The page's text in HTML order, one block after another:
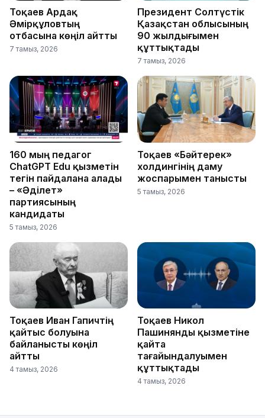
Тоқаев Ардақ
Әмірқұловтың
отбасына көңіл айтты
7 тамыз, 2026
Президент Солтүстік
Қазақстан облысының
90 жылдығымен
құттықтады
7 тамыз, 2026
160 мың педагог
ChatGPT Edu қызметін
тегін пайдалана алады
– «Әділет»
партиясының
кандидаты
5 тамыз, 2026
Тоқаев «Бәйтерек»
холдингінің даму
жоспарымен танысты
5 тамыз, 2026
Тоқаев Иван Гапичтің
қайтыс болуына
байланысты көңіл
айтты
4 тамыз, 2026
Тоқаев Никол
Пашинянды қызметіне
қайта
тағайындалуымен
құттықтады
4 тамыз, 2026